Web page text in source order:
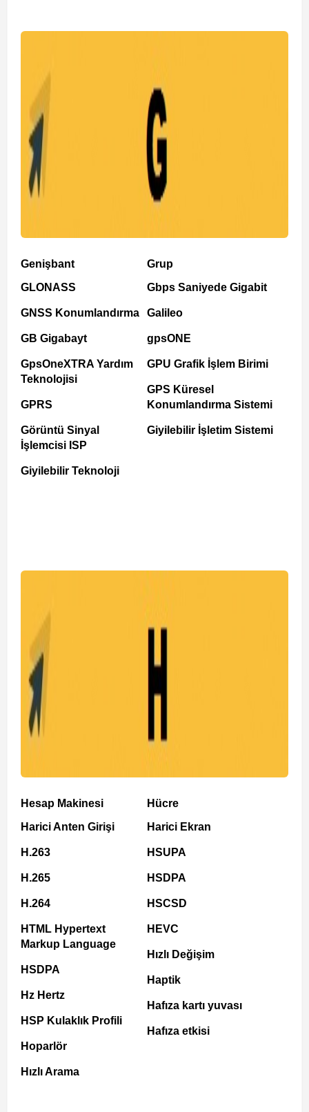
Genişbant
GLONASS
GNSS Konumlandırma
GB Gigabayt
GpsOneXTRA Yardım
Teknolojisi
GPRS
Görüntü Sinyal
İşlemcisi ISP
Giyilebilir Teknoloji
Grup
Gbps Saniyede Gigabit
Galileo
gpsONE
GPU Grafik İşlem Birimi
GPS Küresel
Konumlandırma Sistemi
Giyilebilir İşletim Sistemi
Hesap Makinesi
Harici Anten Girişi
H.263
H.265
H.264
HTML Hypertext
Markup Language
HSDPA
Hz Hertz
HSP Kulaklık Profili
Hoparlör
Hızlı Arama
Hücre
Harici Ekran
HSUPA
HSDPA
HSCSD
HEVC
Hızlı Değişim
Haptik
Hafıza kartı yuvası
Hafıza etkisi